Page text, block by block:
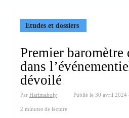
Etudes et dossiers
Premier baromètre
dans
dévoilé
Par Harimaholy Publié le 30 avril 2024
2 minutes de lecture